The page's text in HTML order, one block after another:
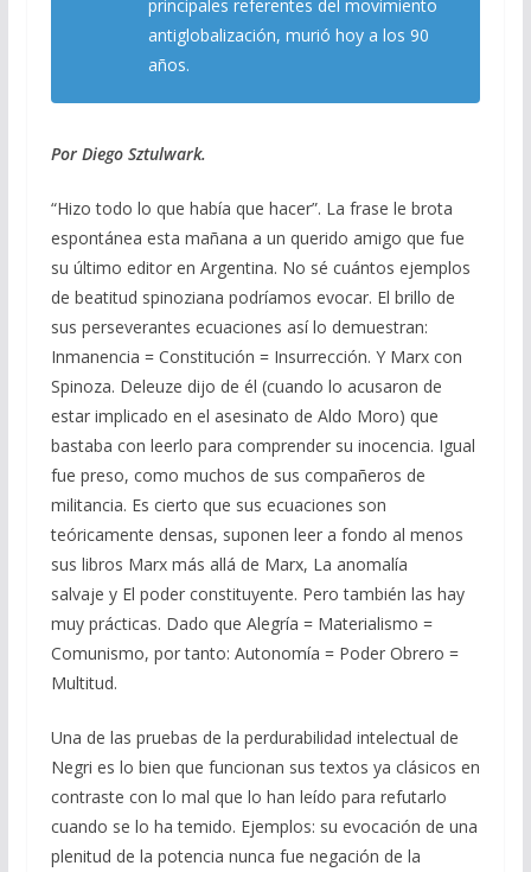
o
o
k
a
m
A
p
p
ar
ti
r
principales referentes del movimiento
antiglobalización, murió hoy a los 90
años.
Por Diego Sztulwark.
“Hizo todo lo que había que hacer”. La frase le brota
espontánea esta mañana a un querido amigo que fue
su último editor en Argentina. No sé cuántos ejemplos
de beatitud spinoziana podríamos evocar. El brillo de
sus perseverantes ecuaciones así lo demuestran:
Inmanencia = Constitución = Insurrección. Y Marx con
Spinoza. Deleuze dijo de él (cuando lo acusaron de
estar implicado en el asesinato de Aldo Moro) que
bastaba con leerlo para comprender su inocencia. Igual
fue preso, como muchos de sus compañeros de
militancia. Es cierto que sus ecuaciones son
teóricamente densas, suponen leer a fondo al menos
sus libros Marx más allá de Marx, La anomalía
salvaje y El poder constituyente. Pero también las hay
muy prácticas. Dado que Alegría = Materialismo =
Comunismo, por tanto: Autonomía = Poder Obrero =
Multitud.
Una de las pruebas de la perdurabilidad intelectual de
Negri es lo bien que funcionan sus textos ya clásicos en
contraste con lo mal que lo han leído para refutarlo
cuando se lo ha temido. Ejemplos: su evocación de una
plenitud de la potencia nunca fue negación de la